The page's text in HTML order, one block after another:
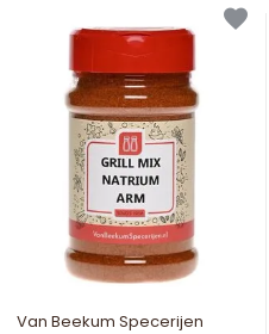
Van Beekum Specerijen